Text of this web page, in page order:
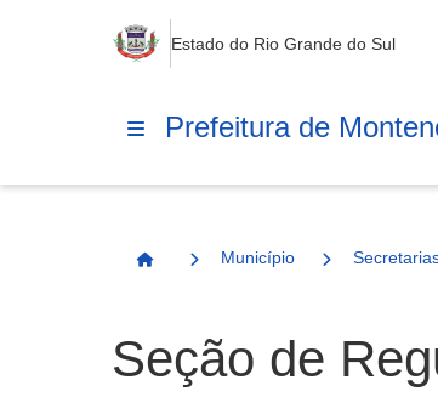
Estado do Rio Grande do Sul
Prefeitura de
Página Inicial
Município
Seção de